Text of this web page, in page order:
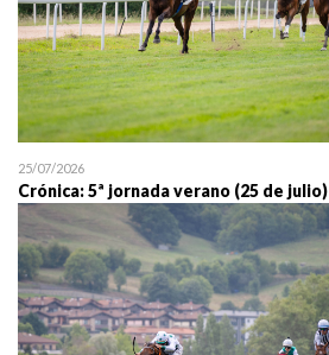
25/07/2026
Crónica: 5ª jornada verano (25 de julio)